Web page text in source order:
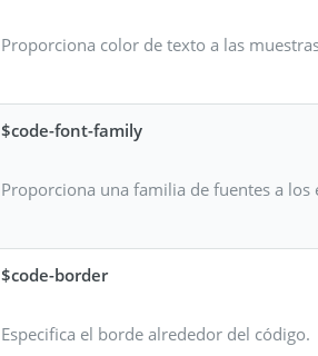
Proporciona color de texto a las
$code-font-family
Proporciona una familia de fuentes a los
$code-border
Especifica el borde alrededor del código.